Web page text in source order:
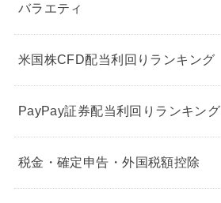
バラエティ
米国株CFD配当利回りランキング
PayPay証券配当利回りランキング
税金・確定申告・外国税額控除